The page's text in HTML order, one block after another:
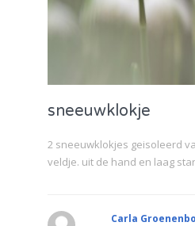
sneeuwklokje
2 sneeuwklokjes geisoleerd
veldje. uit de hand en laag
Carla